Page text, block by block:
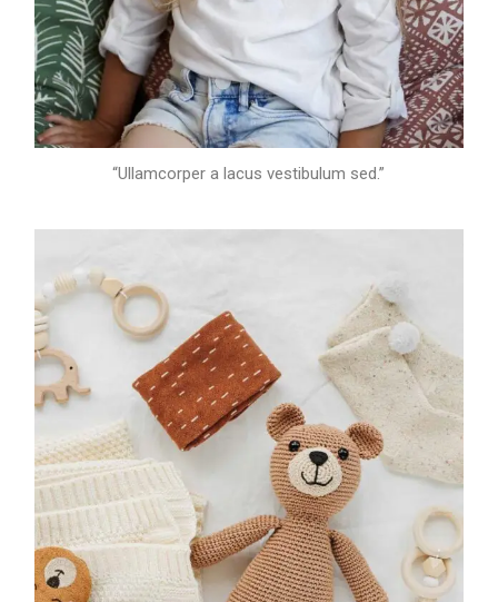
“Ullamcorper a lacus vestibulum sed.”